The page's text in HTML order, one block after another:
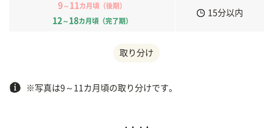
9～ 11 カ月頃（後期）
12 ～ 18カ月頃（完了期）
15分以内
取り分け
※写真は9～11カ月頃の取り分けです。